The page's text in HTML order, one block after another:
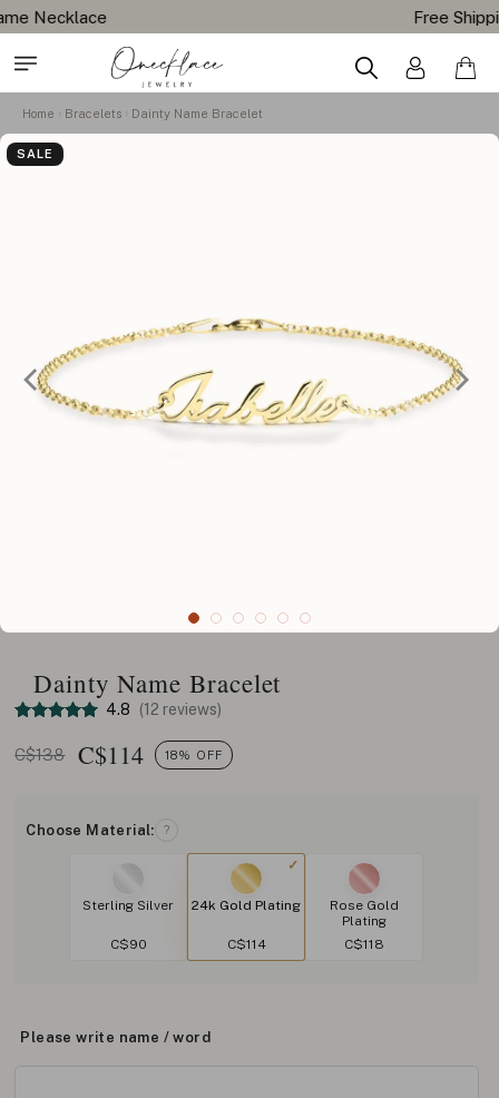
Home Bracelets Dainty Name Bracelet
SALE
Dainty Name Bracelet
4.8 (12 reviews)
C$138 C$114 18% OFF
Choose Material: ?
Sterling Silver
C$90
24k Gold Plating
C$114
Rose Gold
Plating
C$118
Please write name / word